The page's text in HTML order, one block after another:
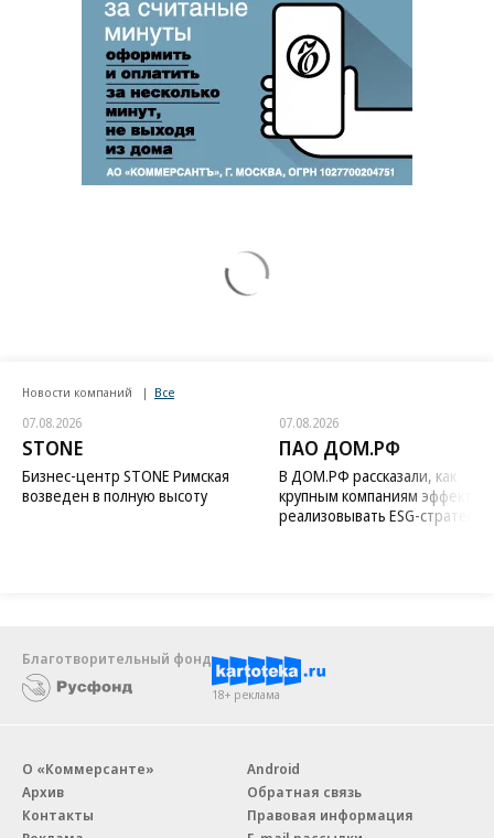
Новости компаний Все
07.08.2026
STONE
Бизнес-центр STONE Римская
возведен в полную высоту
07.08.2026
ПАО ДОМ.РФ
В ДОМ.РФ рассказали, как
крупным компаниям
реализовывать ESG-стратегию
Благотворительный фонд
18+ реклама
О «Коммерсанте»
Архив
Контакты
Android
Обратная связь
Правовая информация